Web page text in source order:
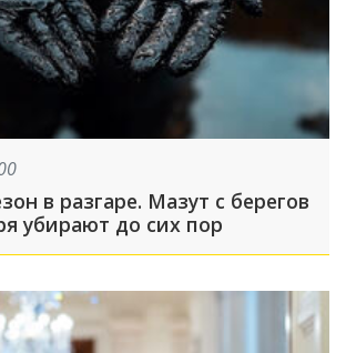
в разгаре. Мазут с берегов
убирают до сих пор